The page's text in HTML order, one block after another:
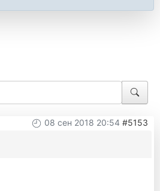
08 сен 2018 20:54 #5153